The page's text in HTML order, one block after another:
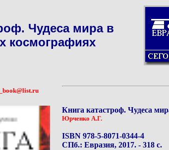
Чудеса мира в
космографиях
Книга катастроф. Чудеса
Юрченко А.Г.
ISBN 978-5-8071-0344-4
СПб.: Евразия, 2017. - 318 с.